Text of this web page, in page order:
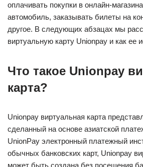
оплачивать покупки в онлайн-
автомобиль, заказывать билеты на
другое. В следующих абзацах мы
виртуальную карту Unionpay и как ее
Что такое Unionpay
карта?
Unionpay виртуальная карта
сделанный на основе азиатской
UnionPay электронный платежный
обычных банковских карт, Unionpay
может быть создана без посещения